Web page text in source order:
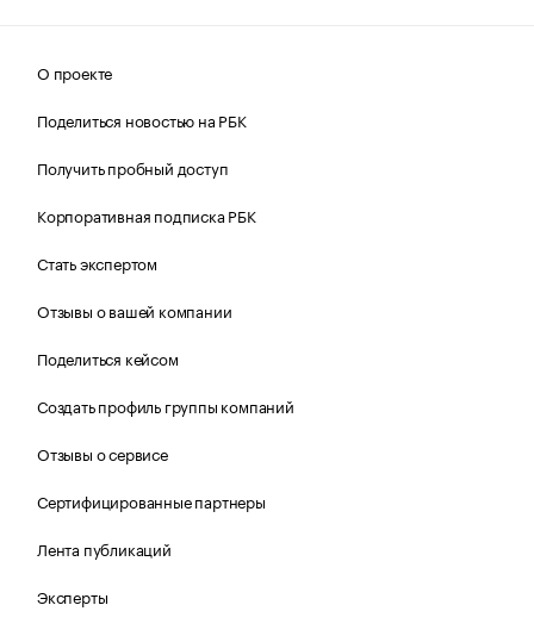
О проекте
Поделиться новостью на РБК
Получить пробный доступ
Корпоративная подписка РБК
Стать экспертом
Отзывы о вашей компании
Поделиться кейсом
Создать профиль группы компаний
Отзывы о сервисе
Сертифицированные партнеры
Лента публикаций
Эксперты